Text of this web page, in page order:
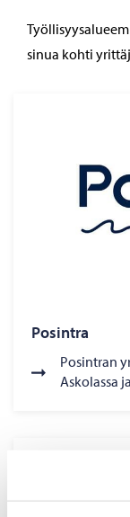
sinua kohti
Posintra
Posintran
Askolassa